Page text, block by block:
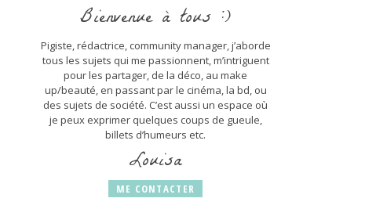
Bienvenue à tous :)
Pigiste, rédactrice, community manager, j’aborde
tous les sujets qui me passionnent, m’intriguent
pour les partager, de la déco, au make
up/beauté, en passant par le cinéma, la bd, ou
des sujets de société. C’est aussi un espace où
je peux exprimer quelques coups de gueule,
billets d’humeurs etc.
Louisa
ME CONTACTER